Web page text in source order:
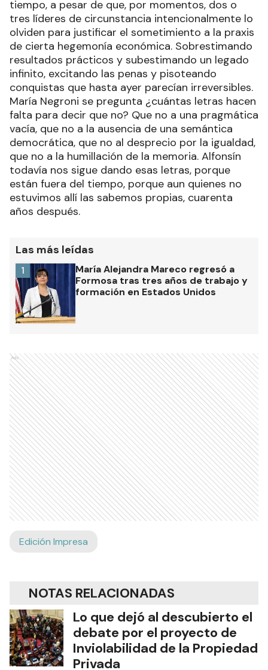
tiempo, a pesar de que, por momentos, dos o
tres líderes de circunstancia intencionalmente lo
olviden para justificar el sometimiento a la praxis
de cierta hegemonía económica. Sobrestimando
resultados prácticos y subestimando un legado
infinito, excitando las penas y pisoteando
conquistas que hasta ayer parecían irreversibles.
María Negroni se pregunta ¿cuántas letras hacen
falta para decir que no? Que no a una pragmática
vacía, que no a la ausencia de una semántica
democrática, que no al desprecio por la igualdad,
que no a la humillación de la memoria. Alfonsín
todavía nos sigue dando esas letras, porque
están fuera del tiempo, porque aun quienes no
estuvimos allí las sabemos propias, cuarenta
años después.
Las más leídas
María Alejandra Mareco regresó a
Formosa tras tres años de trabajo y
formación en Estados Unidos
1
Ads
Edición Impresa
NOTAS RELACIONADAS
Lo que dejó al descubierto el
debate por el proyecto de
Inviolabilidad de la Propiedad
Privada